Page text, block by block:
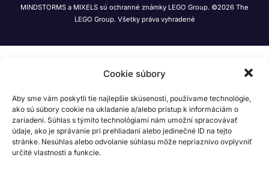
Cookie súbory
Aby sme vám poskytli tie najlepšie skúsenosti, používame technológie,
ako sú súbory cookie na ukladanie a/alebo prístup k informáciám o
zariadení. Súhlas s týmito technológiami nám umožní spracovávať
údaje, ako je správanie pri prehliadaní alebo jedinečné ID na tejto
stránke. Nesúhlas alebo odvolanie súhlasu môže nepriaznivo ovplyvniť
určité vlastnosti a funkcie.
MINDSTORMS a MIXELS sú ochranné známky LEGO Group. ©2026 The
LEGO Group. Všetky práva vyhradené